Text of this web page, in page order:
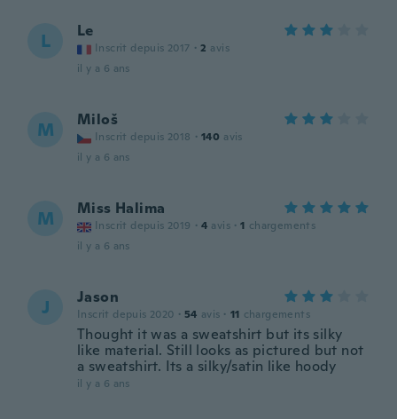
L Le
Inscrit depuis 2017 · 2 avis
il y a 6 ans
M Miloš
Inscrit depuis 2018 · 140 avis
il y a 6 ans
M Miss Halima
Inscrit depuis 2019 · 4 avis · 1 chargements
il y a 6 ans
J Jason
Inscrit depuis 2020 · 54 avis · 11 chargements
Thought it was a sweatshirt but its silky
like material. Still looks as pictured but not
a sweatshirt. Its a silky/satin like hoody
il y a 6 ans